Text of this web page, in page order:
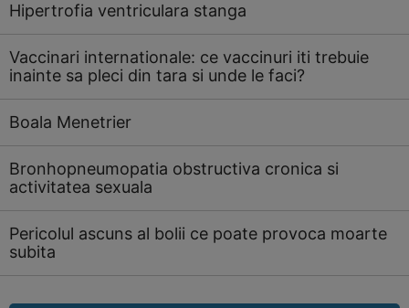
Hipertrofia ventriculara stanga
Vaccinari internationale: ce vaccinuri iti trebuie
inainte sa pleci din tara si unde le faci?
Boala Menetrier
Bronhopneumopatia obstructiva cronica si
activitatea sexuala
Pericolul ascuns al bolii ce poate provoca moarte
subita